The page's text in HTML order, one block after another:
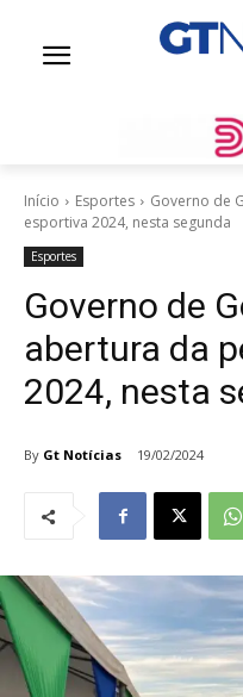
Início Esportes
Governo de
esportiva 2024, nesta segunda
Esportes
Governo de
abertura da
2024, nesta
By Gt Notícias 19/02/2024